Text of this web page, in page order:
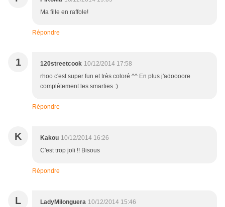
Ma fille en raffole!
Répondre
1 120streetcook 10/12/2014 17:58
rhoo c'est super fun et très coloré ^^ En plus j'adoooore
complètement les smarties :)
Répondre
K Kakou 10/12/2014 16:26
C'est trop joli !! Bisous
Répondre
L LadyMilonguera 10/12/2014 15:46